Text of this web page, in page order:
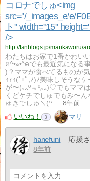
コロナでしゅ<img
src="/_images_e/e/
ト" width="15"
/>
http://fanblogs.jp/marikaworu/
わたちはお家で1番かわい
ฅ^•ﻌ•^ฅでも最近気になる事がありましゅ(°д°
)？ママが食べてるものが
ｨｨｨ(ﾟﾛﾟ;ﾉ)ﾉ美味しそうな
が〜(灬º﹃º灬)♡でもママ
くどケチでしゅでもみ〜
ゅきでしゅ＼(^…
8年前
いいね！
3 マリ
hanefuni 応援
8年前